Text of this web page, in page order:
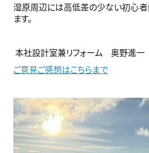
湿原周辺には高低差の少ない初心者
ます。
本社設計室兼リフォーム 奥野進一
ご意見ご感想はこちらまで